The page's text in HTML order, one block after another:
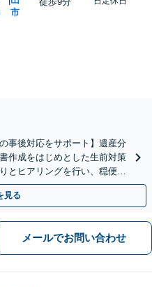
市
事後対応をサポート】遺産分
作成をはじめとした生前対策
とヒアリングを行い、穏便な
。【分割払い可能】
見る
メールでお問い合わせ